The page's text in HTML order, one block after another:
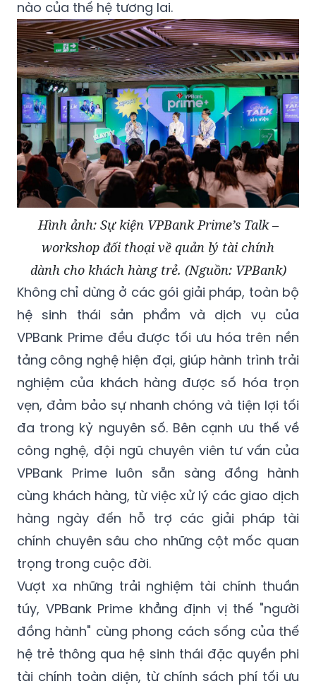
nào của thế hệ tương lai.
Hình ảnh: Sự kiện VPBank Prime’s Talk –
workshop đối thoại về quản lý tài chính
dành cho khách hàng trẻ. (Nguồn: VPBank)
Không chỉ dừng ở các gói giải pháp, toàn bộ
hệ sinh thái sản phẩm và dịch vụ của
VPBank Prime đều được tối ưu hóa trên nền
tảng công nghệ hiện đại, giúp hành trình trải
nghiệm của khách hàng được số hóa trọn
vẹn, đảm bảo sự nhanh chóng và tiện lợi tối
đa trong kỷ nguyên số. Bên cạnh ưu thế về
công nghệ, đội ngũ chuyên viên tư vấn của
VPBank Prime luôn sẵn sàng đồng hành
cùng khách hàng, từ việc xử lý các giao dịch
hàng ngày đến hỗ trợ các giải pháp tài
chính chuyên sâu cho những cột mốc quan
trọng trong cuộc đời.
Vượt xa những trải nghiệm tài chính thuần
túy, VPBank Prime khẳng định vị thế "người
đồng hành" cùng phong cách sống của thế
hệ trẻ thông qua hệ sinh thái đặc quyền phi
tài chính toàn diện, từ chính sách phí tối ưu